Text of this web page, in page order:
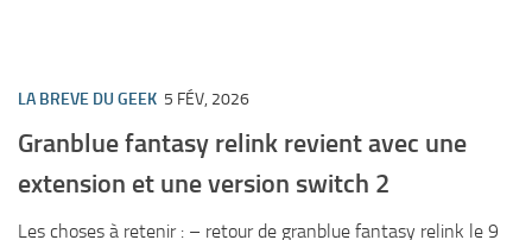
LA BREVE DU GEEK 5 FÉV, 2026
Granblue fantasy relink revient avec une
extension et une version switch 2
Les choses à retenir : – retour de granblue fantasy relink le 9